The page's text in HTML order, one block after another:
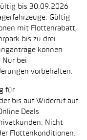
bis 30.09.2026
Gültig
mit Flottenrabatt,
bis zu drei
können
Nur bei
vorbehalten.
für
bis auf Widerruf auf
Deals
Nicht
Flottenkonditionen.